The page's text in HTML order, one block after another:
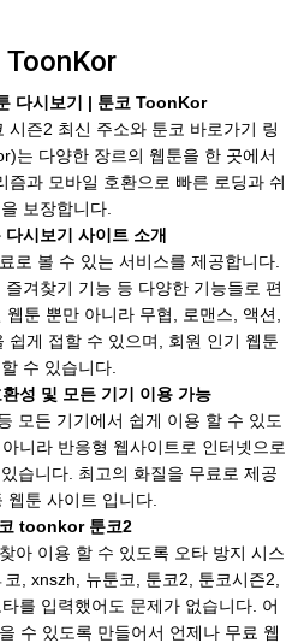
ToonKor
다시보기 | 툰코 ToonKor
시즌2 최신 주소와 툰코 바로가기 링
는 다양한 장르의 웹툰을 한 곳에서
과 모바일 호환으로 빠른 로딩과 쉬
보장합니다.
시보기 사이트 소개
로 볼 수 있는 서비스를 제공합니다.
겨찾기 기능 등 다양한 기능들로 편
툰 뿐만 아니라 무협, 로맨스, 액션,
쉽게 접할 수 있으며, 회원 인기 웹툰
수 있습니다.
성 및 모든 기기 이용 가능
모든 기기에서 쉽게 이용 할 수 있도
니라 반응형 웹사이트로 인터넷으로
습니다. 최고의 화질을 무료로 제공
웹툰 사이트 입니다.
toonkor 툰코2
아 이용 할 수 있도록 오타 방지 시스
, xnszh, 뉴툰코, 툰코2, 툰코시즌2,
를 입력했어도 문제가 없습니다. 어
수 있도록 만들어서 언제나 무료 웹